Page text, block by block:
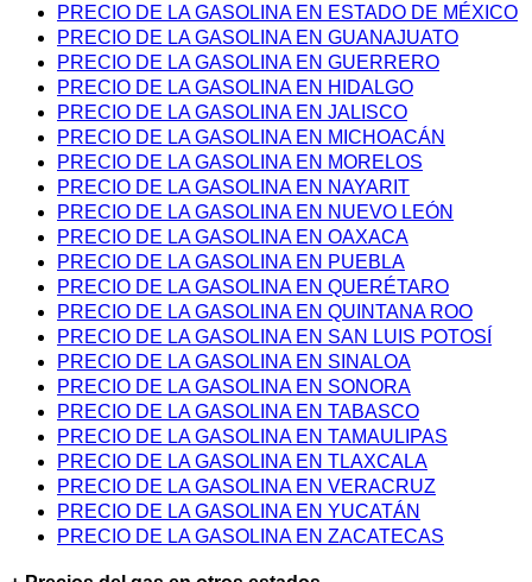
PRECIO DE LA GASOLINA EN ESTADO DE MÉXICO
PRECIO DE LA GASOLINA EN GUANAJUATO
PRECIO DE LA GASOLINA EN GUERRERO
PRECIO DE LA GASOLINA EN HIDALGO
PRECIO DE LA GASOLINA EN JALISCO
PRECIO DE LA GASOLINA EN MICHOACÁN
PRECIO DE LA GASOLINA EN MORELOS
PRECIO DE LA GASOLINA EN NAYARIT
PRECIO DE LA GASOLINA EN NUEVO LEÓN
PRECIO DE LA GASOLINA EN OAXACA
PRECIO DE LA GASOLINA EN PUEBLA
PRECIO DE LA GASOLINA EN QUERÉTARO
PRECIO DE LA GASOLINA EN QUINTANA ROO
PRECIO DE LA GASOLINA EN SAN LUIS POTOSÍ
PRECIO DE LA GASOLINA EN SINALOA
PRECIO DE LA GASOLINA EN SONORA
PRECIO DE LA GASOLINA EN TABASCO
PRECIO DE LA GASOLINA EN TAMAULIPAS
PRECIO DE LA GASOLINA EN TLAXCALA
PRECIO DE LA GASOLINA EN VERACRUZ
PRECIO DE LA GASOLINA EN YUCATÁN
PRECIO DE LA GASOLINA EN ZACATECAS